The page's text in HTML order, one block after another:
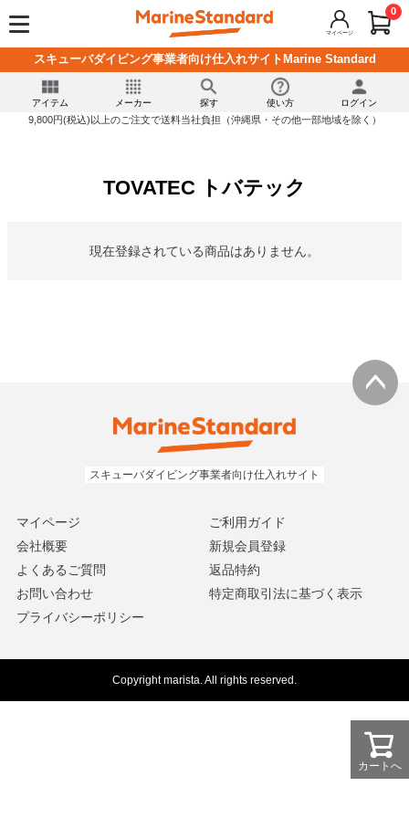
マイページ
0
スキューバダイビング事業者向け仕入れサイトMarine Standard
アイテム メーカー 探す 使い方 ログイン
9,800円(税込)以上のご注文で送料当社負担（沖縄県・その他一部地域を除く）
TOVATEC トバテック
現在登録されている商品はありません。
カートへ
マイページ
ご利用ガイド
会社概要
新規会員登録
よくあるご質問
返品特約
お問い合わせ
特定商取引法に基づく表示
プライバシーポリシー
Copyright marista. All rights reserved.